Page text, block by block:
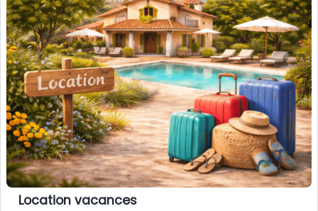
Location vacances